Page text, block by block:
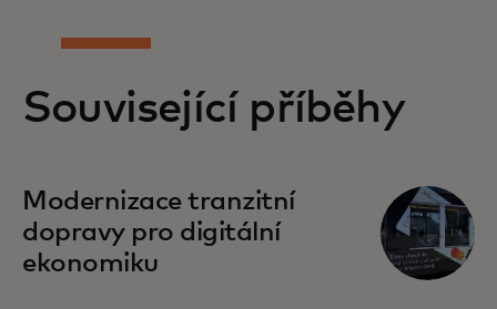
Související příběhy
Modernizace tranzitní
dopravy pro digitální
ekonomiku